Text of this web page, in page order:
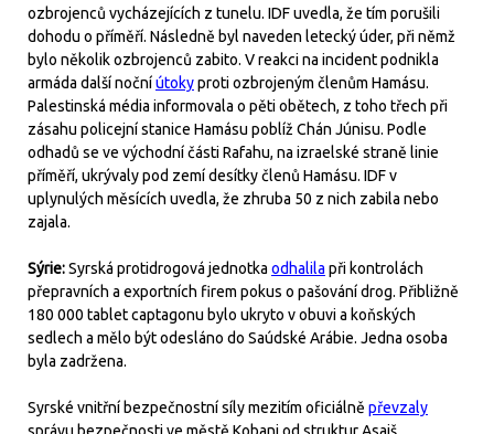
ozbrojenců vycházejících z tunelu. IDF uvedla, že tím porušili
dohodu o příměří. Následně byl naveden letecký úder, při němž
bylo několik ozbrojenců zabito. V reakci na incident podnikla
armáda další nočníútokyproti ozbrojeným členům Hamásu.
Palestinská média informovala o pěti obětech, z toho třech při
zásahu policejní stanice Hamásu poblíž Chán Júnisu. Podle
odhadů se ve východní části Rafahu, na izraelské straně linie
příměří, ukrývaly pod zemí desítky členů Hamásu. IDF v
uplynulých měsících uvedla, že zhruba 50 z nich zabila nebo
zajala.
Sýrie:Syrská protidrogová jednotka odhalila při kontrolách
přepravních a exportních firem pokus o pašování drog. Přibližně
180 000 tablet captagonu bylo ukryto v obuvi a koňských
sedlech a mělo být odesláno do Saúdské Arábie. Jedna osoba
byla zadržena.
Syrské vnitřní bezpečnostní síly mezitím oficiálně převzaly